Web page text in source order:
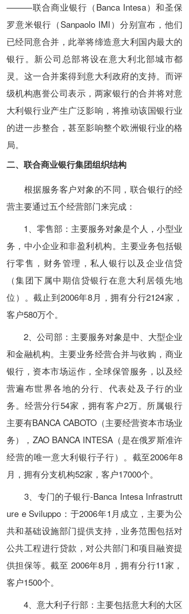
———联合商业银行（Banca Intesa）和圣保
罗意米银行 （Sanpaolo IMI）分别宣布，他们
已经同意合并，此举将缔造意大利国内最大的
银行。新公司总部将设在意大利北部城市都
灵。这一合并案得到意大利政府的支持。而评
级机构惠誉公司表示，两家银行的合并将对意
大利银行业产生广泛影响，将推动该国银行业
的进一步整合，甚至影响整个欧洲银行业的格
局。
二、联合商业银行集团组织结构
根据服务客户对象的不同，联合银行的经
营主要通过五个经营部门来完成：
1、零售部：主要服务对象是个人，小型业
务，中小企业和非盈利机构。主要业务包括银
行零售， 财务管理 ，私人银行以及企业信贷
（集团下属中期信贷银行在意大利居领先地
位）。截止到2006年8月，拥有分行2124家，
客户580万个。
2、公司部：主要服务对象是中、大型企业
和金融机构。主要业务经营合并与收购 ， 商业
银行 ， 资本市场运作，全球保管服务，以及经
营遍布世界各地的分行、代表处及子行的业
务。经营分行54家，拥有客户2万。所属银行
主要有BANCA CABOTO（主要经营资本市场业
务），ZAO BANCA INTESA（是在俄罗斯准许
经营的唯一意大利银行子行）。截至2006年8
月，拥有分支机构52家，客户17000个。
3、专门的子银行-Banca Intesa Infrastrutt
ure e Sviluppo：于2006年1月成立，主要为公
共和基础设施部门提供支持，业务范围包括对
公共工程进行贷款，对公共部门和项目融资提
供担保等。截至 2006年8月，拥有分行11家，
客户1500个。
4、意大利子行部：主要包括意大利的大区